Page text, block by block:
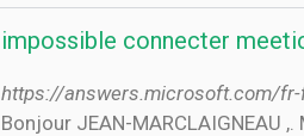
impossible connecter
https://answers.microsoft.com/
Bonjour JEAN-MARCLAIGNEAU